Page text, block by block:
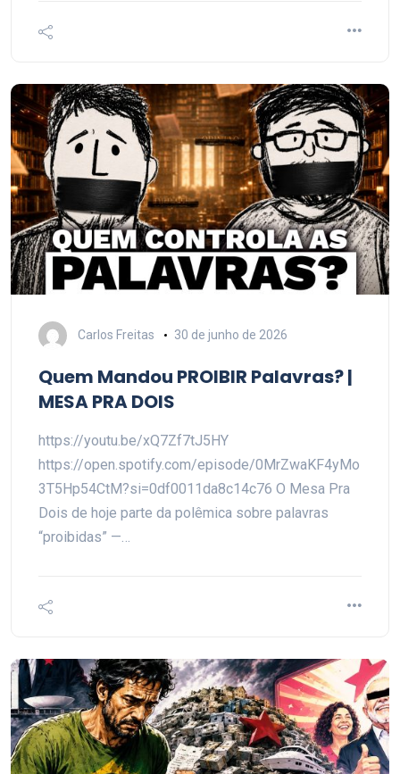
Carlos Freitas 30 de junho de 2026
Quem Mandou PROIBIR Palavras? |
MESA PRA DOIS
https://youtu.be/xQ7Zf7tJ5HY
https://open.spotify.com/episode/0MrZwaKF4yMo
3T5Hp54CtM?si=0df0011da8c14c76 O Mesa Pra
Dois de hoje parte da polêmica sobre palavras
“proibidas” —…